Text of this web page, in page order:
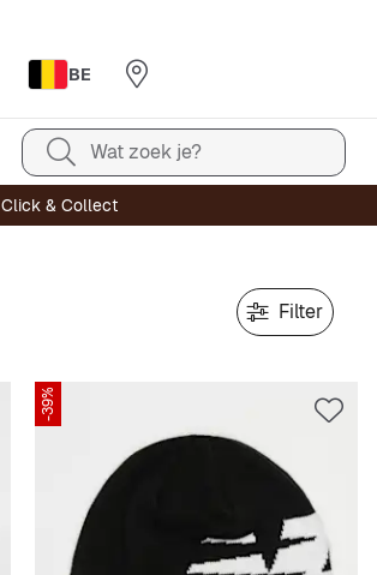
BE
Wat zoek je?
Click & Collect
Filter
-39%